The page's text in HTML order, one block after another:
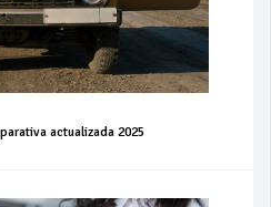
actualizada 2025